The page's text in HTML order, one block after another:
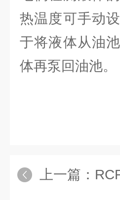
热温度可⼿动
于将液体从油
体再泵回油池。
上一篇：